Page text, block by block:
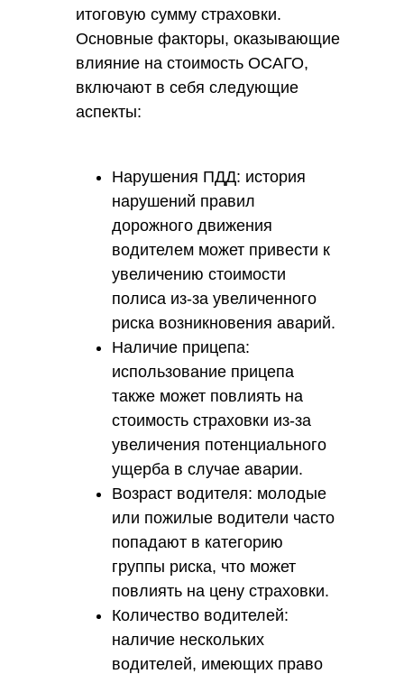
итоговую сумму страховки.
Основные факторы, оказывающие
влияние на стоимость ОСАГО,
включают в себя следующие
аспекты:
Нарушения ПДД: история
нарушений правил
дорожного движения
водителем может привести к
увеличению стоимости
полиса из-за увеличенного
риска возникновения аварий.
Наличие прицепа:
использование прицепа
также может повлиять на
стоимость страховки из-за
увеличения потенциального
ущерба в случае аварии.
Возраст водителя: молодые
или пожилые водители часто
попадают в категорию
группы риска, что может
повлиять на цену страховки.
Количество водителей:
наличие нескольких
водителей, имеющих право